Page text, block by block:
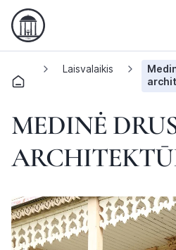
Laisvalaikis
MEDINĖ